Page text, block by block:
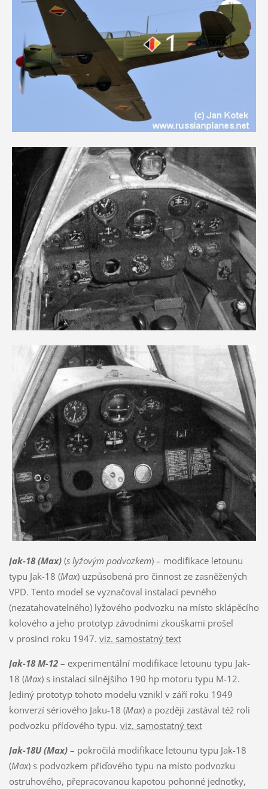
Jak-18 (Max)(s lyžovým podvozkem) – modifikace letounu
typu Jak-18 (Max) uzpůsobená pro činnost ze zasněžených
VPD. Tento model se vyznačoval instalací pevného
(nezatahovatelného) lyžového podvozku na místo sklápěcího
kolového a jeho prototyp závodními zkouškami prošel
v prosinci roku 1947. viz. samostatný text
Jak-18 M-12– experimentální modifikace letounu typu Jak-
18 (Max) s instalací silnějšího 190 hp motoru typu M-12.
Jediný prototyp tohoto modelu vznikl v září roku 1949
konverzí sériového Jaku-18 (Max) a později zastával též roli
podvozku příďového typu. viz. samostatný text
Jak-18U (Max)– pokročilá modifikace letounu typu Jak-18
(Max) s podvozkem příďového typu na místo podvozku
ostruhového, přepracovanou kapotou pohonné jednotky,